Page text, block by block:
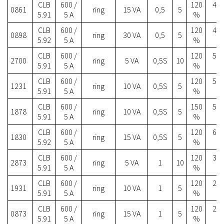
0861
CLB
5.91
600 /
5 A
ring 15 VA 0,5 5
120
%
0898
CLB
5.92
600 /
5 A
ring 30 VA 0,5 5
120
%
2700
CLB
5.91
600 /
5 A
ring 5 VA 0,5S 10
120
%
1231
CLB
5.91
600 /
5 A
ring 10 VA 0,5S 5
120
%
1878
CLB
5.91
600 /
5 A
ring 10 VA 0,5S 5
150
%
1830
CLB
5.92
600 /
5 A
ring 15 VA 0,5S 5
120
%
2873
CLB
5.91
600 /
5 A
ring 5 VA 1 10
120
%
1931
CLB
5.91
600 /
5 A
ring 10 VA 1 5
120
%
0873
CLB
5.91
600 /
5 A
ring 15 VA 1 5
120
%